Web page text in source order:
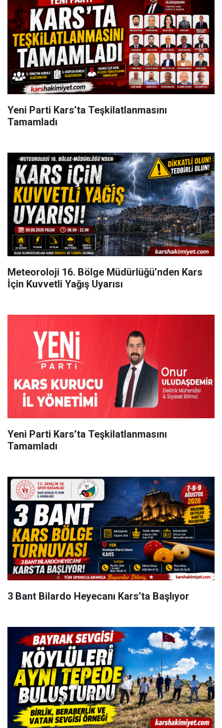
Yeni Parti Kars’ta Teşkilatlanmasını
Tamamladı
Meteoroloji 16. Bölge Müdürlüğü’nden Kars
İçin Kuvvetli Yağış Uyarısı
Yeni Parti Kars’ta Teşkilatlanmasını
Tamamladı
3 Bant Bilardo Heyecanı Kars’ta Başlıyor